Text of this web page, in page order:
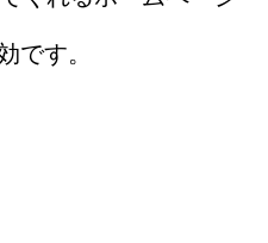
です。